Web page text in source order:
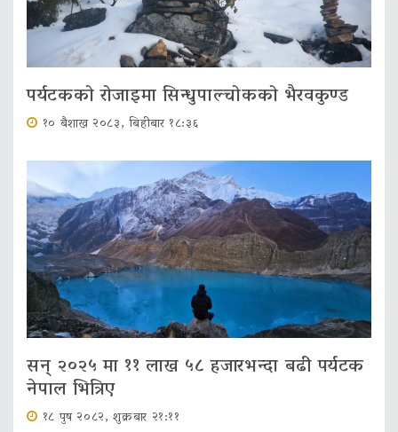
पर्यटकको रोजाइमा सिन्धुपाल्चोकको भैरवकुण्ड
१० बैशाख २०८३, बिहीबार १८:३६
सन् २०२५ मा ११ लाख ५८ हजारभन्दा बढी पर्यटक
नेपाल भित्रिए
१८ पुष २०८२, शुक्रबार २१:११